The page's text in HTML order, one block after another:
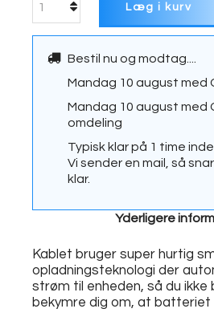
Læg i kurv
Bestil nu og modtag....
Mandag 10 august med
Mandag 10 august med
omdeling
Typisk klar på 1 time
Vi sender en mail, så
klar.
Yderligere
Kablet bruger super hurtig
opladningsteknologi der
strøm til enheden, så du ikke
bekymre dig om, at batteriet